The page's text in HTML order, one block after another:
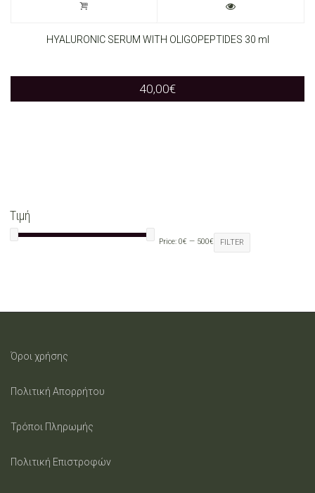
HYALURONIC SERUM WITH OLIGOPEPTIDES 30 ml
40,00€
Τιμή
FILTER
Price:0€ — 500€
Όροι χρήσης
Πολιτική Απορρήτου
Τρόποι Πληρωμής
Πολιτική Επιστροφών